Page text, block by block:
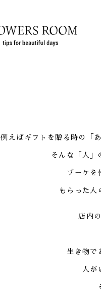
例えばギフトを贈る時の「
そんな「人
ブーケを
もらった人
店内
生き物で
人が